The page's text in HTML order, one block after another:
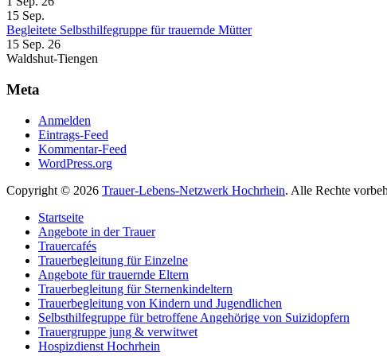
15 Sep.
Begleitete Selbsthilfegruppe für trauernde Mütter
15 Sep. 26
Waldshut-Tiengen
Meta
Anmelden
Eintrags-Feed
Kommentar-Feed
WordPress.org
Copyright © 2026 Trauer-Lebens-Netzwerk Hochrhein. Alle Rechte
Startseite
Angebote in der Trauer
Trauercafés
Trauerbegleitung für Einzelne
Angebote für trauernde Eltern
Trauerbegleitung für Sternenkindeltern
Trauerbegleitung von Kindern und Jugendlichen
Selbsthilfegruppe für betroffene Angehörige von Suizidopfern
Trauergruppe jung & verwitwet
Hospizdienst Hochrhein